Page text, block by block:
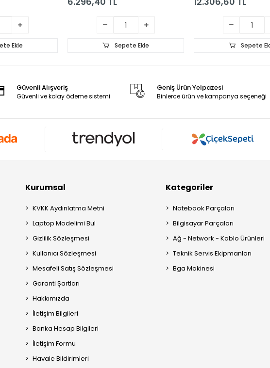
Ekle Sepete Ekle Sepete
Güvenli Alışveriş
Güvenli ve kolay ödeme sistemi
Geniş Ürün Yelpazesi
Binlerce ürün ve kampanya seçeneği
Kurumsal
KVKK Aydınlatma Metni
Laptop Modelimi Bul
Gizlilik Sözleşmesi
Kullanıcı Sözleşmesi
Mesafeli Satış Sözleşmesi
Garanti Şartları
Hakkımızda
İletişim Bilgileri
Banka Hesap Bilgileri
İletişim Formu
Havale Bildirimleri
Kategoriler
Notebook Parçaları
Bilgisayar Parçaları
Ağ - Network - Kablo Ürünleri
Teknik Servis Ekipmanları
Bga Makinesi